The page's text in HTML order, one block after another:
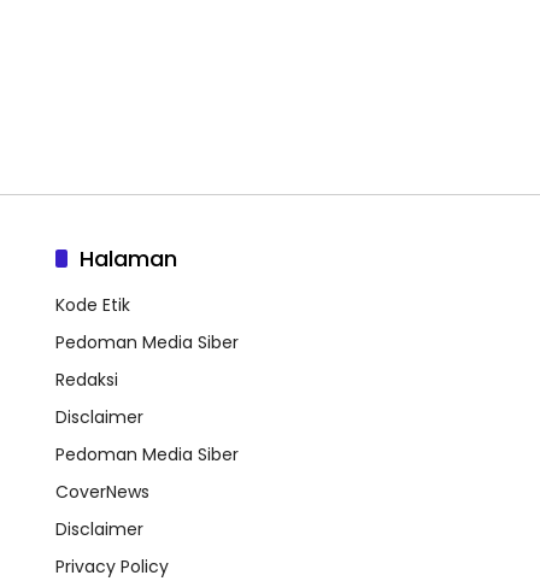
Halaman
Kode Etik
Pedoman Media Siber
Redaksi
Disclaimer
Pedoman Media Siber
CoverNews
Disclaimer
Privacy Policy